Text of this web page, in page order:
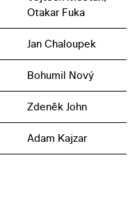
Otakar Fuka
Jan Chaloupek
Bohumil Nový
Zdeněk John
Adam Kajzar